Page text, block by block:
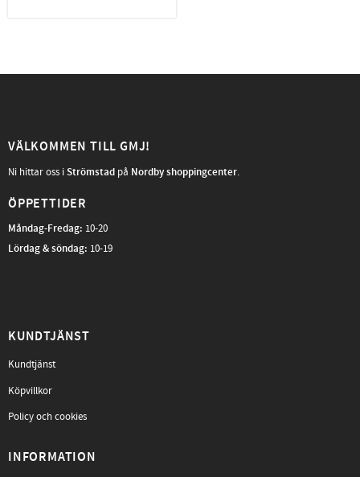
VÄLKOMMEN TILL GMJ!
Ni hittar oss iStrömstad på Nordby shoppingcenter.
ÖPPETTIDER
Måndag-Fredag: 10-20
Lördag & söndag: 10-19
KUNDTJÄNST
Kundtjänst
Köpvillkor
Policy och cookies
INFORMATION